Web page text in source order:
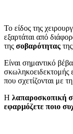
Το είδος της
εξαρτάται από
της σοβαρότητας
Είναι σημαντικό
σκωληκοειδεκτομής
που σχετίζονται με
Η λαπαροσκοπική
εφαρμόζετε ποιο